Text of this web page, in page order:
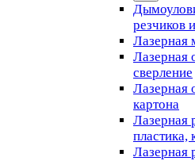
резчиков
Лазерная
Лазерная
сверление
Лазерная
картона
Лазерная
пластика,
Лазерная